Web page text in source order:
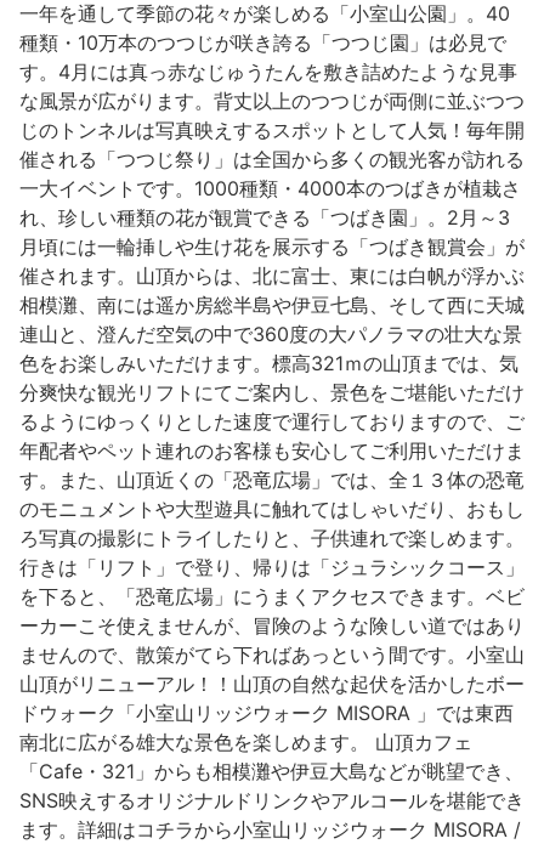
三島市
南伊豆町
函南町
西伊豆町
伊東市
伊豆の国市
松崎町
東伊豆町
伊豆市
河津町
宿泊・予約
旅程作成
AIルートプランナー
アクセス
合同会社説明会
伊豆ワーケーション
一年を通して季節の花々が楽しめる「小室山公園」。40
種類・10万本のつつじが咲き誇る「つつじ園」は必見で
す。4月には真っ赤なじゅうたんを敷き詰めたような見事
な風景が広がります。背丈以上のつつじが両側に並ぶつつ
じのトンネルは写真映えするスポットとして人気！毎年開
催される「つつじ祭り」は全国から多くの観光客が訪れる
一大イベントです。1000種類・4000本のつばきが植栽さ
れ、珍しい種類の花が観賞できる「つばき園」。2月～3
月頃には一輪挿しや生け花を展示する「つばき観賞会」が
催されます。山頂からは、北に富士、東には白帆が浮かぶ
相模灘、南には遥か房総半島や伊豆七島、そして西に天城
連山と、澄んだ空気の中で360度の大パノラマの壮大な景
色をお楽しみいただけます。標高321ｍの山頂までは、気
分爽快な観光リフトにてご案内し、景色をご堪能いただけ
るようにゆっくりとした速度で運行しておりますので、ご
年配者やペット連れのお客様も安心してご利用いただけま
す。また、山頂近くの「恐竜広場」では、全１３体の恐竜
のモニュメントや大型遊具に触れてはしゃいだり、おもし
ろ写真の撮影にトライしたりと、子供連れで楽しめます。
行きは「リフト」で登り、帰りは「ジュラシックコース」
を下ると、「恐竜広場」にうまくアクセスできます。ベビ
ーカーこそ使えませんが、冒険のような険しい道ではあり
ませんので、散策がてら下ればあっという間です。小室山
山頂がリニューアル！！山頂の自然な起伏を活かしたボー
ドウォーク「小室山リッジウォーク MISORA 」では東西
南北に広がる雄大な景色を楽しめます。 山頂カフェ
「Cafe・321」からも相模灘や伊豆大島などが眺望でき、
SNS映えするオリジナルドリンクやアルコールを堪能でき
ます。詳細はコチラから小室山リッジウォーク MISORA /